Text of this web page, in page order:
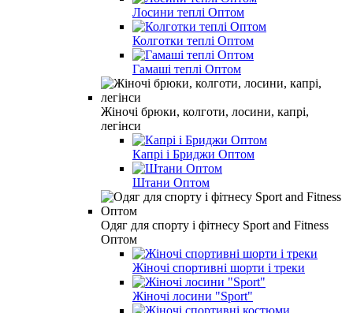
Лосини теплі Оптом
Колготки теплі Оптом
Гамаші теплі Оптом
Жіночі брюки, колготи, лосини, капрі,
легінси
Капрі і Бриджи Оптом
Штани Оптом
Одяг для спорту і фітнесу Sport and Fitness
Оптом
Жіночі спортивні шорти і треки
Жіночі лосини "Sport"